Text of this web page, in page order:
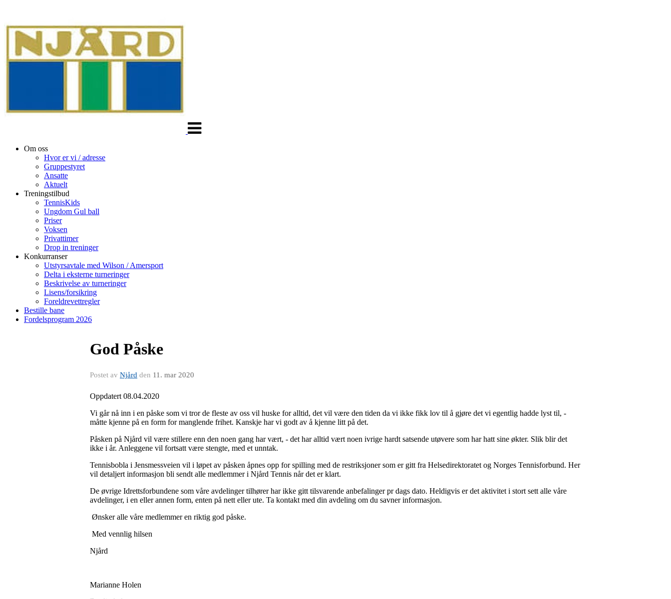
Om oss
Hvor er vi / adresse
Gruppestyret
Ansatte
Aktuelt
Treningstilbud
TennisKids
Ungdom Gul ball
Priser
Voksen
Privattimer
Drop in treninger
Konkurranser
Utstyrsavtale med Wilson / Amersport
Delta i eksterne turneringer
Beskrivelse av turneringer
Lisens/forsikring
Foreldrevettregler
Bestille bane
Fordelsprogram 2026
God Påske
Postet av Njård den 11. mar 2020
Oppdatert 08.04.2020
Vi går nå inn i en påske som vi tror de fleste av oss vil huske for alltid, det vil være den tiden da vi ikke fikk lov til å gjøre det vi egentlig hadde lyst til, -
måtte kjenne på en form for manglende frihet. Kanskje har vi godt av å kjenne litt på det.
Påsken på Njård vil være stillere enn den noen gang har vært, - det har alltid vært noen ivrige hardt satsende utøvere som har hatt sine økter. Slik blir det
ikke i år. Anleggene vil fortsatt være stengte, med et unntak.
Tennisbobla i Jensmessveien vil i løpet av påsken åpnes opp for spilling med de restriksjoner som er gitt fra Helsedirektoratet og Norges Tennisforbund. Her
vil detaljert informasjon bli sendt alle medlemmer i Njård Tennis når det er klart.
De øvrige Idrettsforbundene som våre avdelinger tilhører har ikke gitt tilsvarende anbefalinger pr dags dato. Heldigvis er det aktivitet i stort sett alle våre
avdelinger, i en eller annen form, enten på nett eller ute. Ta kontakt med din avdeling om du savner informasjon.
Ønsker alle våre medlemmer en riktig god påske.
Med vennlig hilsen
Njård
Marianne Holen